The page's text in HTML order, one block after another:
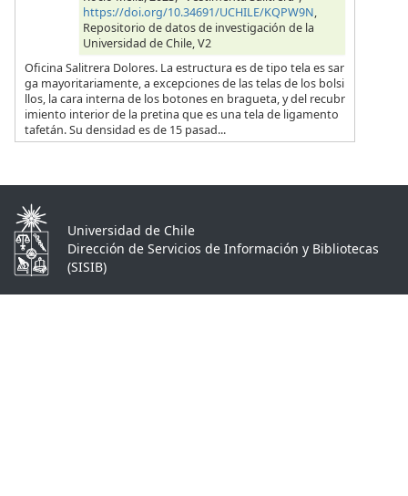
https://doi.org/10.34691/UCHILE/KQPW9N,
Repositorio de datos de investigación de la
Universidad de Chile, V2
Oficina Salitrera Dolores. La estructura es de tipo tela es sar
ga mayoritariamente, a excepciones de las telas de los bolsi
llos, la cara interna de los botones en bragueta, y del recubr
imiento interior de la pretina que es una tela de ligamento
tafetán. Su densidad es de 15 pasad...
Universidad de Chile
Dirección de Servicios de Información y Bibliotecas
(SISIB)